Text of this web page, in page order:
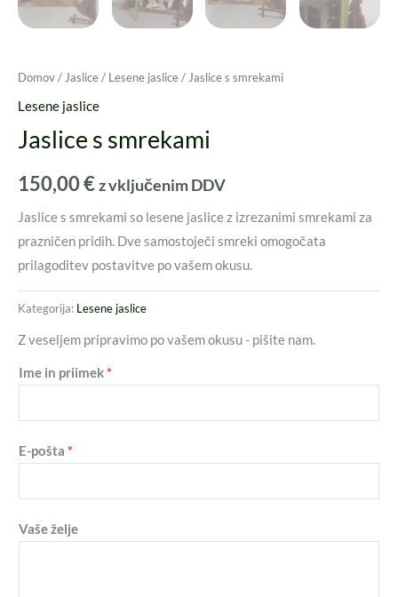
Domov/Jaslice/ Lesene jaslice/ Jaslice s smrekami
Lesene jaslice
Jaslice s smrekami
150,00€z vključenim DDV
Jaslice s smrekami so lesene jaslice z izrezanimi smrekami za
prazničen pridih. Dve samostoječi smreki omogočata
prilagoditev postavitve po vašem okusu.
Kategorija: Lesene jaslice
Z veseljem pripravimo po vašem okusu - pišite nam.
Ime in priimek *
E-pošta *
Vaše želje